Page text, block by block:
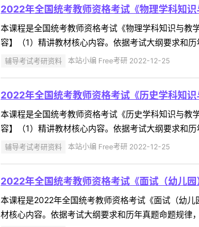
2022年全国统考教师资格考试《物理学科知
本课程是全国统考教师资格考试《物理学科知识与教
容】（1）精讲教材核心内容。依据考试大纲要求和
辅导考试考研资料 本站小编 Free考研 2022-12-25
2022年全国统考教师资格考试《历史学科知
本课程是全国统考教师资格考试《历史学科知识与教
容】（1）精讲教材核心内容。依据考试大纲要求和
辅导考试考研资料 本站小编 Free考研 2022-12-25
2022年全国统考教师资格考试《面试（幼儿
本课程是2022年全国统考教师资格考试《面试（幼
材核心内容。依据考试大纲要求和历年真题命题规律